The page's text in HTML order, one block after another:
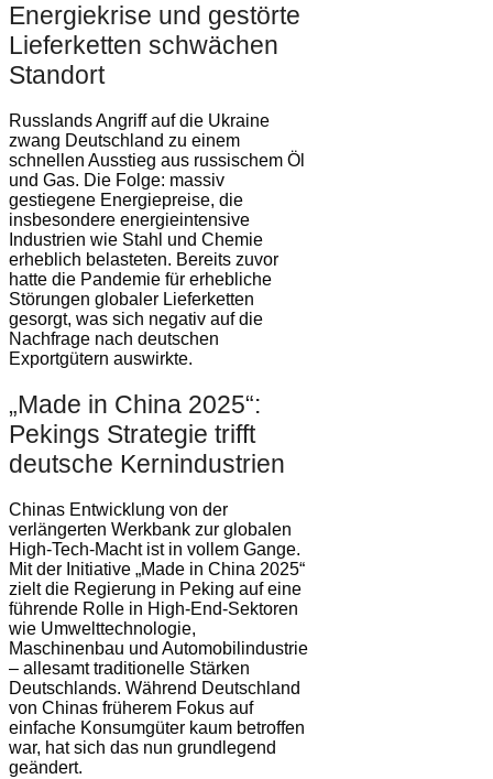
Energiekrise und gestörte
Lieferketten schwächen
Standort
Russlands Angriff auf die Ukraine
zwang Deutschland zu einem
schnellen Ausstieg aus russischem Öl
und Gas. Die Folge: massiv
gestiegene Energiepreise, die
insbesondere energieintensive
Industrien wie Stahl und Chemie
erheblich belasteten. Bereits zuvor
hatte die Pandemie für erhebliche
Störungen globaler Lieferketten
gesorgt, was sich negativ auf die
Nachfrage nach deutschen
Exportgütern auswirkte.
„Made in China 2025“:
Pekings Strategie trifft
deutsche Kernindustrien
Chinas Entwicklung von der
verlängerten Werkbank zur globalen
High-Tech-Macht ist in vollem Gange.
Mit der Initiative „Made in China 2025“
zielt die Regierung in Peking auf eine
führende Rolle in High-End-Sektoren
wie Umwelttechnologie,
Maschinenbau und Automobilindustrie
– allesamt traditionelle Stärken
Deutschlands. Während Deutschland
von Chinas früherem Fokus auf
einfache Konsumgüter kaum betroffen
war, hat sich das nun grundlegend
geändert.